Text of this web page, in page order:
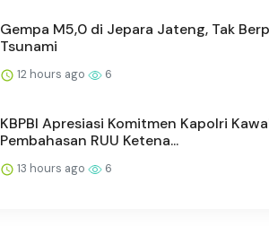
Gempa M5,0 di Jepara Jateng, Tak
Tsunami
12 hours ago 6
KBPBI Apresiasi Komitmen Kapolri
Pembahasan RUU Ketena...
13 hours ago 6